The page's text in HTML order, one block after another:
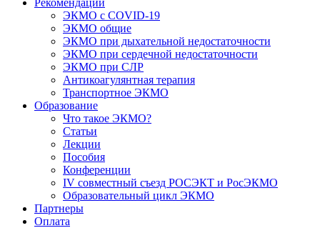
Рекомендации
ЭКМО с COVID-19
ЭКМО общие
ЭКМО при дыхательной недостаточности
ЭКМО при сердечной недостаточности
ЭКМО при СЛР
Антикоагулянтная терапия
Транспортное ЭКМО
Образование
Что такое ЭКМО?
Статьи
Лекции
Пособия
Конференции
IV совместный съезд РОСЭКТ и РосЭКМО
Образовательный цикл ЭКМО
Партнеры
Оплата